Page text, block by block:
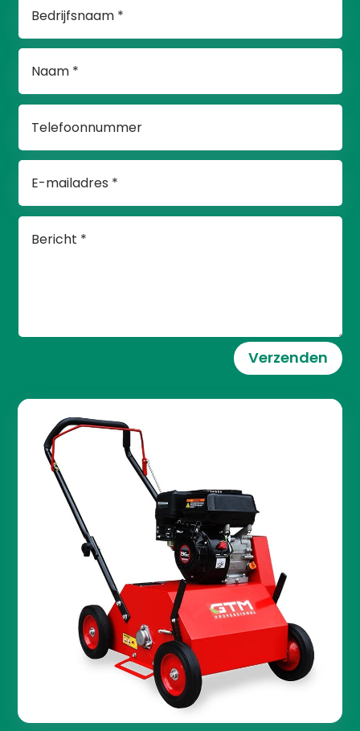
Verzenden